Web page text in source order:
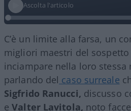
Ascolta l'articolo
C’è un limite alla farsa, un
migliori maestri del
inciampare nella loro stessa
parlando del caso surreale
Sigfrido Ranucci, discusso
eValter Lavitola, noto